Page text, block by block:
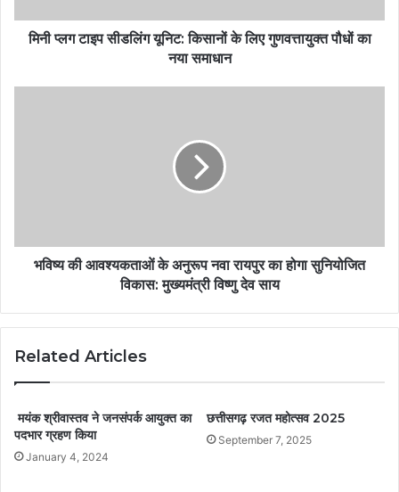
मिनी प्लग टाइप सीडलिंग यूनिट: किसानों के लिए गुणवत्तायुक्त पौधों का
नया समाधान
भविष्य की आवश्यकताओं के अनुरूप नवा रायपुर का होगा सुनियोजित
विकास: मुख्यमंत्री विष्णु देव साय
Related Articles
मयंक श्रीवास्तव ने जनसंपर्क आयुक्त का
पदभार ग्रहण किया
January 4, 2024
छत्तीसगढ़ रजत महोत्सव 2025
September 7, 2025